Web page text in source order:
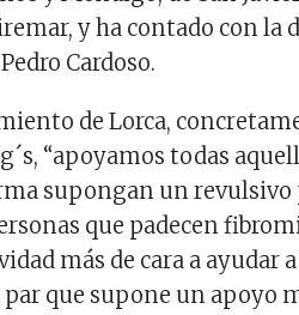
y ha contado con la
Cardoso.
de Lorca,
“apoyamos todas
supongan un revulsivo
que padecen
más de cara a ayudar
par que supone un apoyo